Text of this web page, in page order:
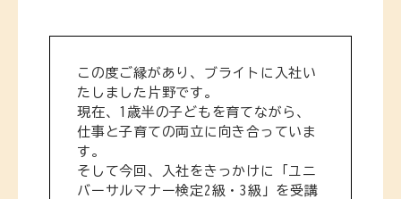
この度ご縁があり、ブライトに入社い
たしました片野です。
現在、1歳半の子どもを育てながら、
仕事と子育ての両立に向き合っていま
す。
そして今回、入社をきっかけに「ユニ
バーサルマナー検定2級・3級」を受講